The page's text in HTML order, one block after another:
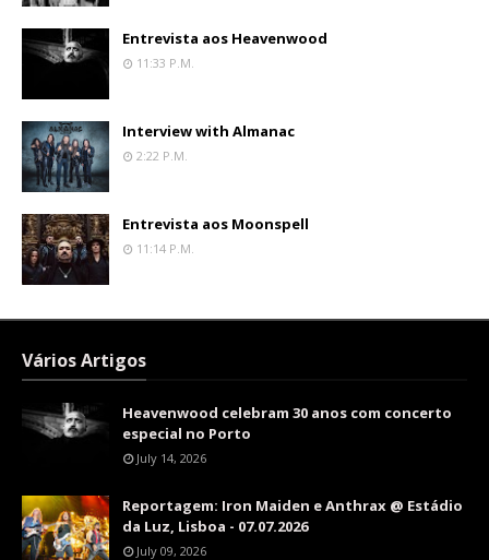
Entrevista aos Heavenwood
11:33 P.m.
Interview with Almanac
2:22 P.m.
Entrevista aos Moonspell
11:14 P.m.
Vários Artigos
Heavenwood celebram 30 anos com concerto
especial no Porto
July 14, 2026
Reportagem: Iron Maiden e Anthrax @ Estádio
da Luz, Lisboa - 07.07.2026
July 09, 2026